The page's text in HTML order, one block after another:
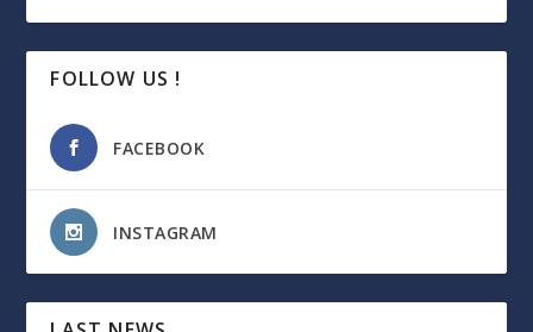
FOLLOW US !
FACEBOOK
INSTAGRAM